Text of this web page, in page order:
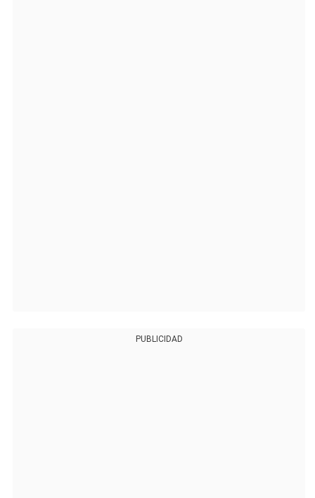
PUBLICIDAD